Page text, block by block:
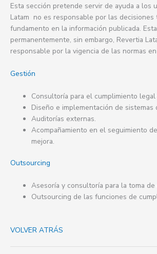
Esta sección pretende servir de ayuda a los
Latam no es responsable por las decisiones
fundamento en la información publicada.
permanentemente, sin embargo, Revertia
responsable por la vigencia de las normas
Gestión
Consultoría para el cumplimiento
Diseño e implementación de sistemas
Auditorías externas.
Acompañamiento en el seguimiento
mejora.
Outsourcing
Asesoría y consultoría para la toma de
Outsourcing de las funciones de
VOLVER ATRÁS